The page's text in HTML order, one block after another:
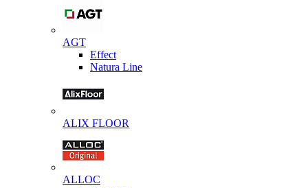
AGT
Effect
Natura Line
ALIX FLOOR
ALLOC